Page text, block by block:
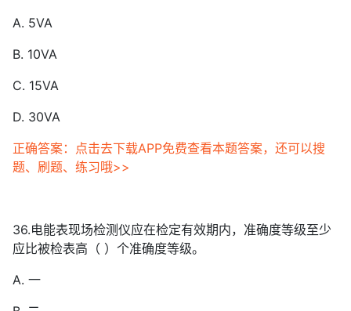
A. 5VA
B. 10VA
C. 15VA
D. 30VA
正确答案：点击去下载APP免费查看本题答案，还可以搜
题、刷题、练习哦>>
36.电能表现场检测仪应在检定有效期内，准确度等级至少
应比被检表高（ ）个准确度等级。
A. 一